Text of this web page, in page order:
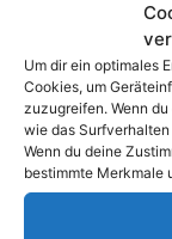
anschließen. Bei
Präsentationen
zum Beispiel
Monitore oder
an Notebooks
angeschlossen
Bild auf mehrere
Bildschirme
Um dir ein optimales
Cookies, um
zuzugreifen. Wenn
wie das
Wenn du deine
bestimmte Merkmale